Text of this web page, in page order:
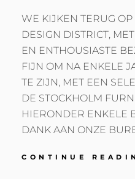
WE KIJKEN TERUG
DESIGN DISTRICT,
EN ENTHOUSIASTE
FIJN OM NA ENKELE
TE ZIJN, MET EEN
DE STOCKHOLM
HIERONDER ENKELE
DANK AAN ONZE
CONTINUE